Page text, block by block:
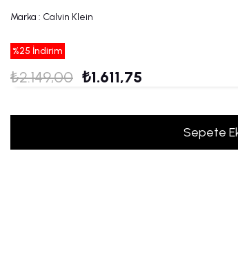
Marka : Calvin Klein
%25 İndirim
₺2.149,00 ₺1.611,75